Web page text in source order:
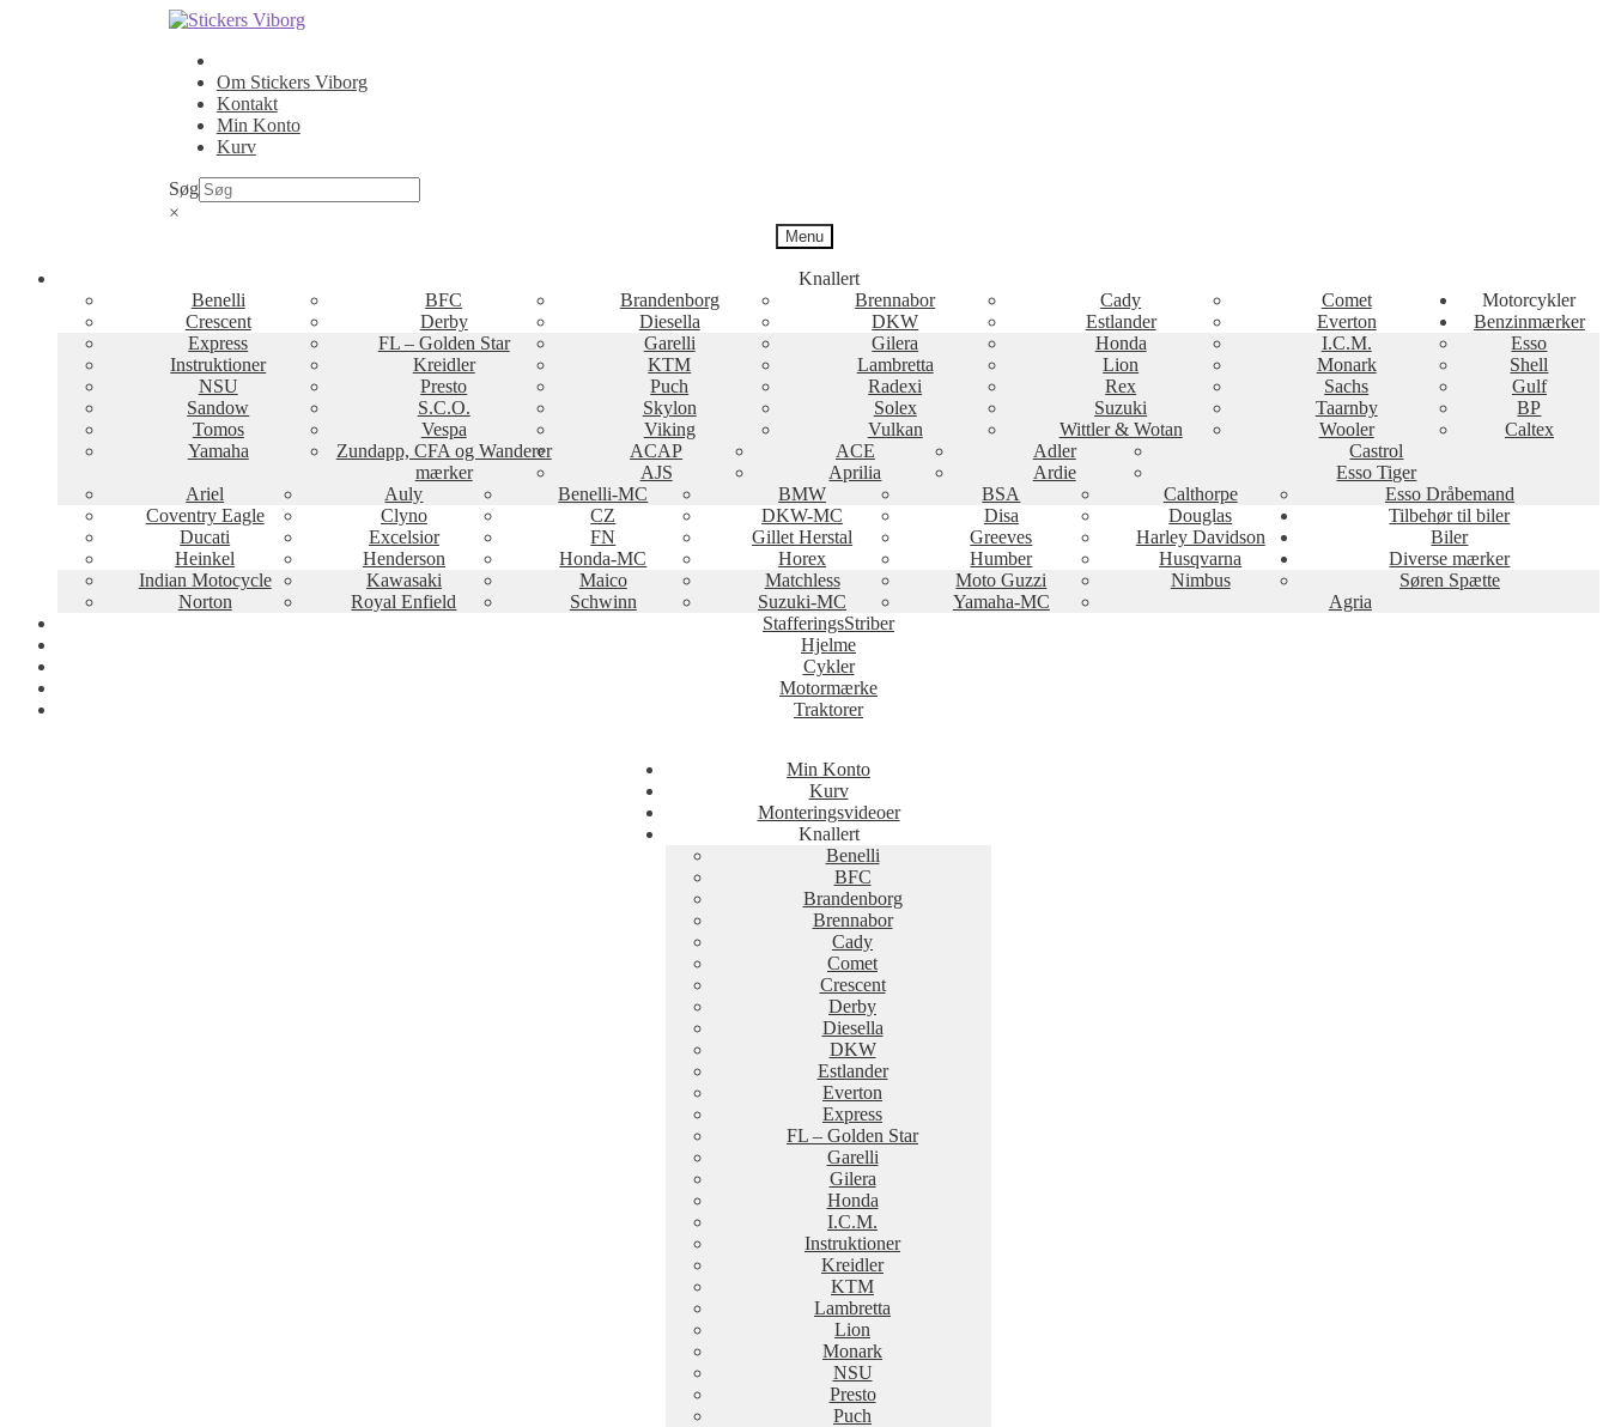
Spring
navigation
Spring
indhold
Om Stickers Viborg
Kontakt
Min Konto
Kurv
Søg
×
Menu
Knallert
Benelli
BFC Brandenborg Brennabor Cady
Comet
Crescent
Derby Diesella DKW Estlander
Everton
Express
FL – Golden Star Garelli Gilera Honda
I.C.M.
Instruktioner
Kreidler KTM Lambretta Lion
Monark
NSU
Presto Puch Radexi Rex
Sachs
Sandow
S.C.O. Skylon Solex Suzuki
Taarnby
Tomos
Vespa Viking Vulkan Wittler & Wotan
Wooler
Yamaha
Zundapp, CFA og Wanderer
mærker
Motorcykler
ACAP ACE
Adler
AJS
Aprilia
Ardie
Ariel
Auly Benelli-MC BMW BSA
Calthorpe
Coventry Eagle
Clyno CZ DKW-MC Disa
Douglas
Ducati
Excelsior FN Gillet Herstal Greeves
Harley Davidson
Heinkel
Henderson Honda-MC Horex Humber
Husqvarna
Indian Motocycle
Kawasaki Maico Matchless Moto Guzzi
Nimbus
Norton
Royal Enfield Schwinn Suzuki-MC Yamaha-MC
Benzinmærker
Esso
Shell
Gulf
BP
Caltex
Castrol
Esso Tiger
Esso Dråbemand
Tilbehør til biler
Biler
Diverse mærker
Søren Spætte
Agria
StafferingsStriber
Hjelme
Cykler
Motormærke
Traktorer
Min Konto
Kurv
Monteringsvideoer
Knallert
Benelli
BFC
Brandenborg
Brennabor
Cady
Comet
Crescent
Derby
Diesella
DKW
Estlander
Everton
Express
FL – Golden Star
Garelli
Gilera
Honda
I.C.M.
Instruktioner
Kreidler
KTM
Lambretta
Lion
Monark
NSU
Presto
Puch